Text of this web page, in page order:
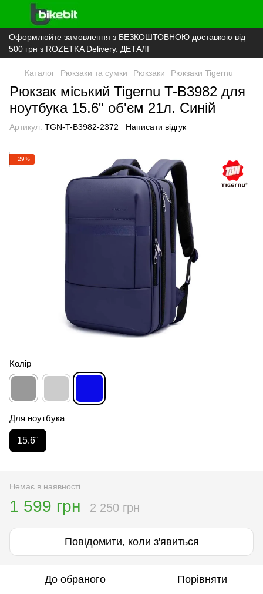
Оформлюйте замовлення з БЕЗКОШТОВНОЮ доставкою від
500 грн з ROZETKA Delivery. ДЕТАЛІ
Каталог Рюкзаки та сумки Рюкзаки Рюкзаки Tigernu
Рюкзак міський Tigernu T-B3982 для
ноутбука 15.6" об'єм 21л. Синій
Артикул: TGN-T-B3982-2372 Написати відгук
−29%
Колір
Для ноутбука
15.6"
Немає в наявності
1 599 грн 2 250 грн
Повідомити, коли з'явиться
До обраного Порівняти